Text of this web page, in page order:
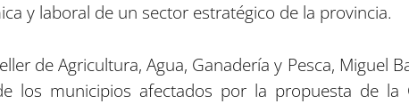
y laboral de un sector estratégico de la provincia.
de Agricultura, Agua, Ganadería y Pesca, Miguel
los municipios afectados por la propuesta de la